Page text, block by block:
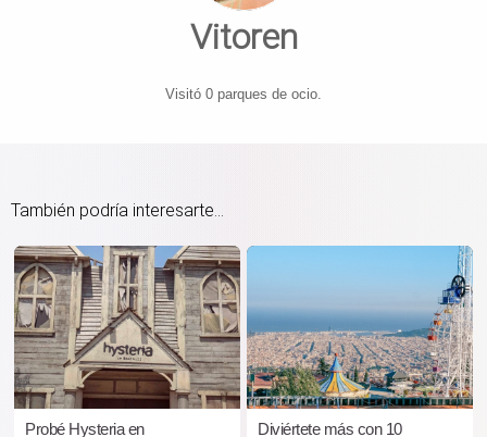
Vitoren
Visitó 0 parques de ocio.
También podría interesarte...
Probé Hysteria en
Diviértete más con 10